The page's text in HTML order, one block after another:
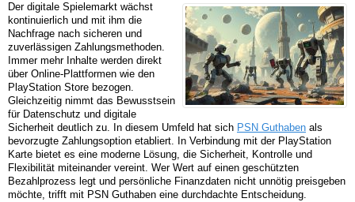
Der digitale Spielemarkt wächst
kontinuierlich und mit ihm die
Nachfrage nach sicheren und
zuverlässigen Zahlungsmethoden.
Immer mehr Inhalte werden direkt
über Online-Plattformen wie den
PlayStation Store bezogen.
Gleichzeitig nimmt das Bewusstsein
für Datenschutz und digitale
Sicherheit deutlich zu. In diesem Umfeld hat sich PSN Guthaben als
bevorzugte Zahlungsoption etabliert. In Verbindung mit der PlayStation
Karte bietet es eine moderne Lösung, die Sicherheit, Kontrolle und
Flexibilität miteinander vereint. Wer Wert auf einen geschützten
Bezahlprozess legt und persönliche Finanzdaten nicht unnötig preisgeben
möchte, trifft mit PSN Guthaben eine durchdachte Entscheidung.